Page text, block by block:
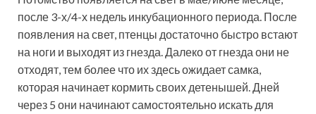
после 3-х/4-х недель инкубационного периода. После
появления на свет, птенцы достаточно быстро встают
на ноги и выходят из гнезда. Далеко от гнезда они не
отходят, тем более что их здесь ожидает самка,
которая начинает кормить своих детенышей. Дней
через 5 они начинают самостоятельно искать для